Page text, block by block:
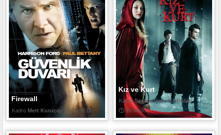
Firewall
Mert Kuruçay 10:56:00
Kız ve Kurt
Seslendirme Kadroları
16:40:00